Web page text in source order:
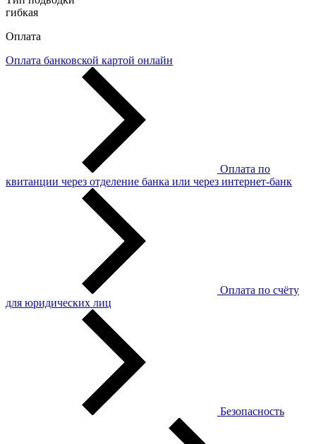
гибкая
Оплата
Оплата банковской картой онлайн
Оплата по
квитанции через отделение банка или через интернет-банк
Оплата по счёту
для юридических лиц
Безопасность